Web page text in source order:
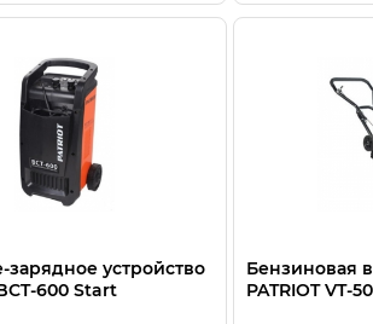
зарядное устройство
600 Start
Бензиновая
PATRIOT VT-